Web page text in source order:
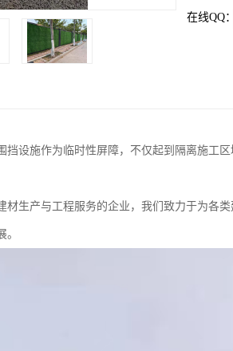
在线QQ：
挡设施作为临时性屏障，不仅起到隔离施工
材生产与工程服务的企业，我们致力于为各